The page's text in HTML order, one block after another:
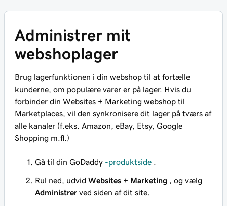
Administrer mit
webshoplager
Brug lagerfunktionen i din webshop til at fortælle
kunderne, om populære varer er på lager. Hvis du
forbinder din Websites + Marketing webshop til
Marketplaces, vil den synkronisere dit lager på tværs af
alle kanaler (f.eks. Amazon, eBay, Etsy, Google
Shopping m.fl.)
Gå til din GoDaddy -produktside
Rul ned, udvid Websites + Marketing , og vælg
Administrer ved siden af dit site.